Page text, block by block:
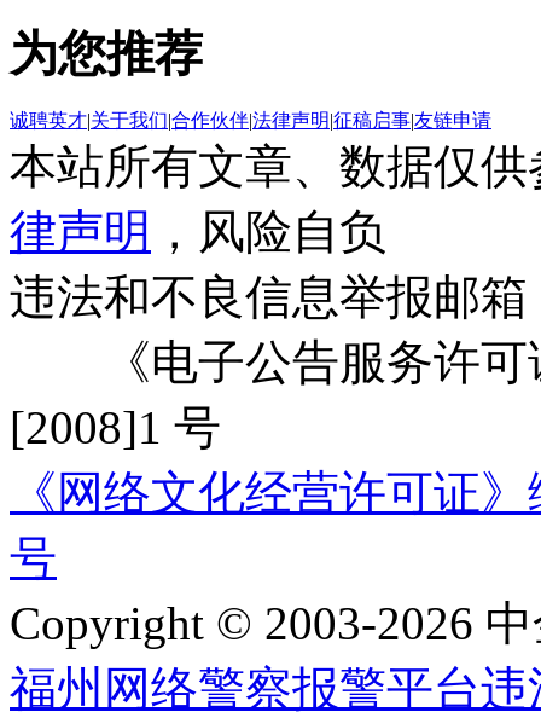
为您推荐
诚聘英才|关于我们|合作伙伴|法律声明|征稿启事|友链申请
本站所有文章、数据仅
律声明 ，风险自负
违法和不良信息举报邮箱
《电子公告服务许可
[2008]1 号
《网络文化经营许可证
号
Copyright © 2003-2026
福州网络警察报警平台违